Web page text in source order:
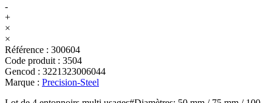
-
+
×
×
Référence : 300604
Code produit : 3504
Gencod : 3221323006044
Marque : Precision-Steel